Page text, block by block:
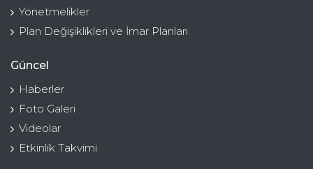
Yönetmelikler
Plan Değişiklikleri ve İmar Planları
Güncel
Haberler
Foto Galeri
Videolar
Etkinlik Takvimi